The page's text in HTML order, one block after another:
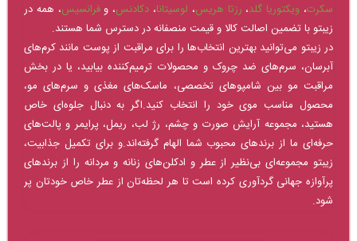
سکرت، ویکتوریا گلد، رزتا هریس، لوسیتانا، دکادنس، وفرانسیس، همه در
زیبتو با تضمین اصالت کالا و قیمت منصفانه در دسترس شما هستند.
در زیبتو می‌توانید بهترین انتخاب‌ها را برای مراقبت از پوست مانند کرم‌های
آبرسان، سرم‌های ضد چروک و محصولات ترمیم‌کننده بیابید، یا در بخش
مراقبت مو بین شامپوهای تخصصی، ماسک‌های مغذی و سرم‌های مو،
محصول مناسب موی خود را انتخاب کنید.اگر به دنبال جلوه‌ای خاص
هستید، مجموعه آرایش صورت و چشم، رژ لب، ریمل، پرایمر و پالت‌های
حرفه‌ای ما از برندهای محبوب شما الهام گرفته‌اند.و برای تکمیل جذابیت،
زیبتو مجموعه‌ای بی‌نظیر از عطر و ادکلن‌های زنانه و مردانه را از برندهای
پرآوازه جهانی گردآوری کرده است تا هر لحظه‌تان از عطر خاص خودتان پر
شود.